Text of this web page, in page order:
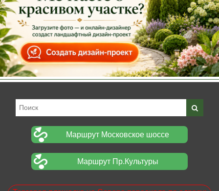
Маршрут Московское шоссе
Маршрут Пр.Культуры